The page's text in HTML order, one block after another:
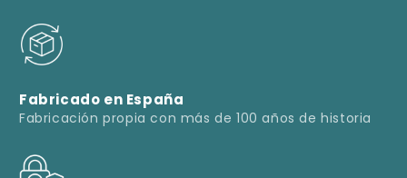
Fabricado en España
Fabricación propia con más de 100 años de historia